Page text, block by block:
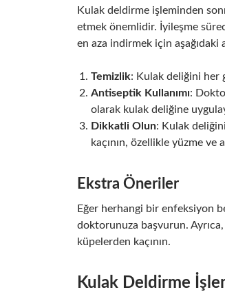
Kulak deldirme işleminden
etmek önemlidir. İyileşme
en aza indirmek için aşağıdaki
Temizlik: Kulak deliğini her
Antiseptik Kullanımı:
olarak kulak deliğine
Dikkatli Olun: Kulak
kaçının, özellikle yüzme ve
Ekstra Öneriler
Eğer herhangi bir enfeksiyon
doktorunuza başvurun.
küpelerden kaçının.
Kulak Deldirme